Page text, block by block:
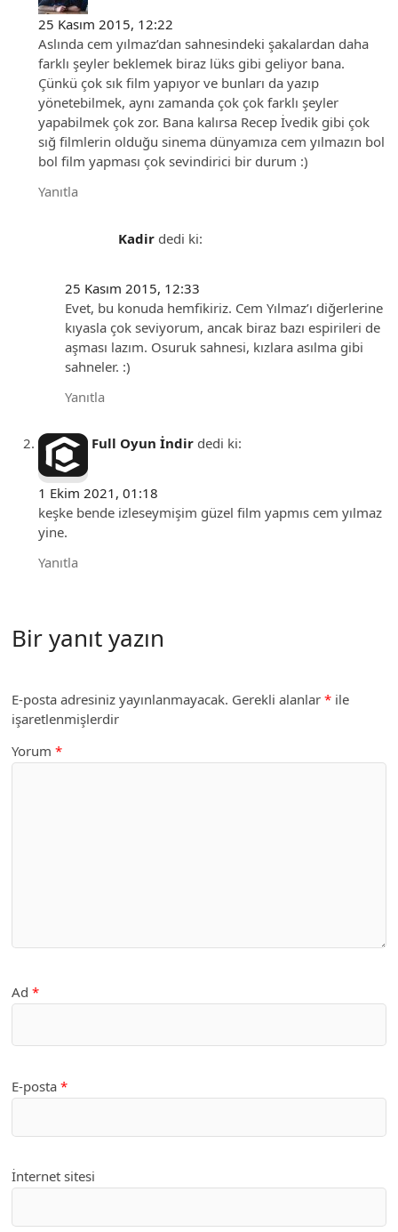
25 Kasım 2015, 12:22
Aslında cem yılmaz’dan sahnesindeki şakalardan daha
farklı şeyler beklemek biraz lüks gibi geliyor bana.
Çünkü çok sık film yapıyor ve bunları da yazıp
yönetebilmek, aynı zamanda çok çok farklı şeyler
yapabilmek çok zor. Bana kalırsa Recep İvedik gibi çok
sığ filmlerin olduğu sinema dünyamıza cem yılmazın bol
bol film yapması çok sevindirici bir durum :)
Yanıtla
Kadir dedi ki:
25 Kasım 2015, 12:33
Evet, bu konuda hemfikiriz. Cem Yılmaz’ı diğerlerine
kıyasla çok seviyorum, ancak biraz bazı espirileri de
aşması lazım. Osuruk sahnesi, kızlara asılma gibi
sahneler. :)
Yanıtla
Full Oyun İndir dedi ki:
1 Ekim 2021, 01:18
keşke bende izleseymişim güzel film yapmıs cem yılmaz
yine.
Yanıtla
Bir yanıt yazın
E-posta adresiniz yayınlanmayacak. Gerekli alanlar* ile
işaretlenmişlerdir
Yorum*
Ad*
E-posta*
İnternet sitesi